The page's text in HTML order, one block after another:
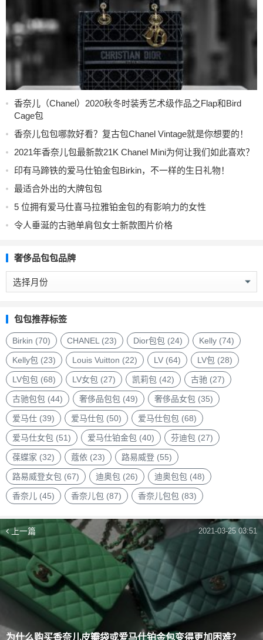
香奈儿（Chanel）2020秋冬时装秀艺术级作品之Flap和Bird
Cage包
香奈儿包包哪款好看？复古包Chanel Vintage就是你想要的！
2021年香奈儿包最新款21K Chanel Mini为何让我们如此喜欢？
印有马蹄铁的爱马仕铂金包Birkin，不一样的生日礼物！
最适合外出的大牌包包
5 位拥有爱马仕喜马拉雅铂金包的有影响力的女性
令人垂涎的古驰单肩包女士新款图片价格
奢侈品包包品牌
奢
侈
包
包
品
牌
包包推荐标签
Birkin (70) CHANEL (23) Dior包包 (24) Kelly (74)
Kelly包 (23) Louis Vuitton (22) LV (64) LV包 (28)
LV包包 (68) LV女包 (27) 凯莉包 (42) 古驰 (27)
古驰包包 (44) 奢侈品包包 (49) 奢侈品女包 (35)
爱马仕 (39) 爱马仕包 (50) 爱马仕包包 (68)
爱马仕女包 (51) 爱马仕铂金包 (40) 芬迪包 (27)
葆蝶家 (32) 蔻依 (23) 路易威登 (55)
路易威登女包 (67) 迪奥包 (26) 迪奥包包 (48)
香奈儿 (45) 香奈儿包 (87) 香奈儿包包 (83)
上一篇
为什么购买香奈儿皮瓣袋或爱马仕铂金包变得更加困难？
2021-03-25 03:51